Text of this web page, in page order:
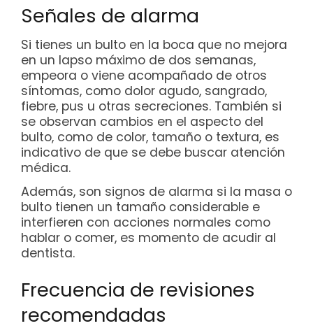
Señales de alarma
Si tienes un bulto en la boca que no mejora
en un lapso máximo de dos semanas,
empeora o viene acompañado de otros
síntomas, como dolor agudo, sangrado,
fiebre, pus u otras secreciones. También si
se observan cambios en el aspecto del
bulto, como de color, tamaño o textura, es
indicativo de que se debe buscar atención
médica.
Además, son signos de alarma si la masa o
bulto tienen un tamaño considerable e
interfieren con acciones normales como
hablar o comer, es momento de acudir al
dentista.
Frecuencia de revisiones
recomendadas